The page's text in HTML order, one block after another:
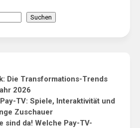
Suchen
Die Transformations-Trends
2026
TV: Spiele, Interaktivität und
Zuschauer
sind da! Welche Pay-TV-